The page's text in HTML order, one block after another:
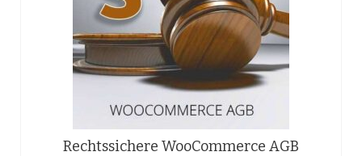
Rechtssichere WooCommerce AGB